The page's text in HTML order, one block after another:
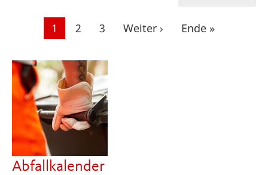
Seitennummerierung
Aktuelle
1 Seite
2 Seite
3
Nächste
Weiter ›
Letzte
Ende »
Abfallkalender